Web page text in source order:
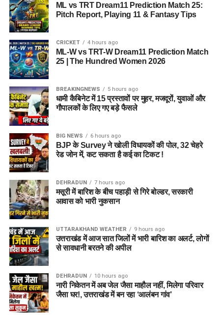
जेल नहीं, रेजिडेंशियल कॉम्प्लेक्स जैसा
होगा माहौल
आलंबन गांव की सबसे खास बात यही होगी कि यहां रहने वाली महिलाओं
और बच्चों को यह महसूस न हो कि वे किसी जेल या बंद संस्थान में रह रहे
हैं। इसके बजाय पूरा परिसर एक रेजिडेंशियल कॉम्प्लेक्स की तरह विकसित
किया जाएगा, जहां सुरक्षा के साथ रहने, पढ़ाई, दैनिक जीवन और सामाजिक
विकास से जुड़ी सुविधाएं उपलब्ध होंगी।
परिसर को आधुनिक सुविधाओं से लैस करने की योजना है। यहां आंगनबाड़ी
केंद्र भी खोले जाएंगे। जरूरत पड़ने पर प्राथमिक विद्यालय की सुविधा भी
उपलब्ध कराई जा सकती है। इस पहल का मकसद सिर्फ महिलाओं और
बच्चों को रहने की जगह देना नहीं, बल्कि उन्हें ऐसा वातावरण उपलब्ध कराना
है, जहां वे खुद को सुरक्षित, सम्मानित और परिवार का हिस्सा महसूस कर
सकें।
5 एकड़ जमीन की हो रही है तलाश
ML vs TRT Dream11 Prediction Match 25:
Pitch Report, Playing 11 & Fantasy Tips
CRICKET 4 hours ago
ML-W vs TRT-W Dream11 Prediction Match
25 | The Hundred Women 2026
BREAKINGNEWS 5 hours ago
धामी कैबिनेट में 15 प्रस्तावों पर मुहर, मजदूरों, युवाओं और
गौपालकों के लिए गए बड़े फैसले
BIG NEWS 6 hours ago
BJP के Survey ने खोली विधायकों की पोल, 32 चेहरे
रेड जोन में, कट सकता है कई का टिकट !
DEHRADUN 7 hours ago
मसूरी में बारिश के बीच पहाड़ी से गिरे बोल्डर, सरकारी
आवास को भारी नुकसान
UTTARAKHAND WEATHER 9 hours ago
उत्तराखंड में आज सात जिलों में भारी बारिश का अलर्ट, लोगों
से सावधानी बरतने की अपील
DEHRADUN 10 hours ago
नारी निकेतन में अब जेल जैसा माहौल नहीं, मिलेगा परिवार
जैसा घर!, उत्तराखंड में बन रहा ‘आलंबन गांव’